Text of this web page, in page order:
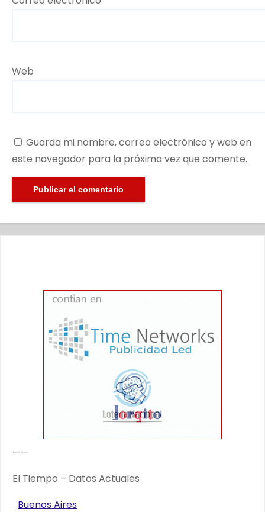
Web
Guarda mi nombre, correo electrónico y web en
este navegador para la próxima vez que comente.
——
El Tiempo – Datos Actuales
Buenos Aires